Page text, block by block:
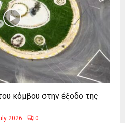
κόμβου στην έξοδο της
2026 0